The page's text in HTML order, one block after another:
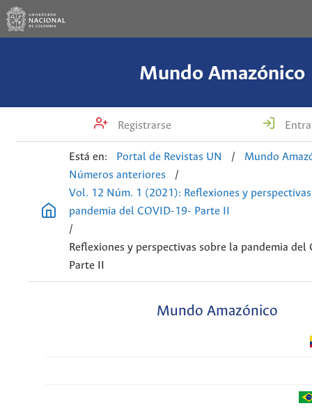
Mundo Amazónico
Registrarse
Está en: Portal de Revistas UN /
Mundo
Números anteriores
/
Vol. 12 Núm. 1 (2021): Reflexiones y
pandemia del COVID-19- Parte II
/
Reflexiones y perspectivas sobre la pandemia del
Parte II
Mundo Amazónico